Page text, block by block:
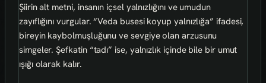
Şiirin alt metni, insanın içsel yalnızlığını ve umudun
zayıflığını vurgular. “Veda busesi koyup yalnızlığa” ifadesi,
bireyin kaybolmuşluğunu ve sevgiye olan arzusunu
simgeler. Şefkatin “tadı” ise, yalnızlık içinde bile bir umut
ışığı olarak kalır.